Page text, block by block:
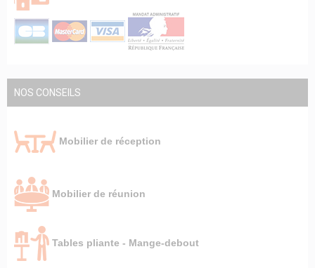
NOS CONSEILS
Mobilier de réception
Mobilier de réunion
Tables pliante - Mange-debout